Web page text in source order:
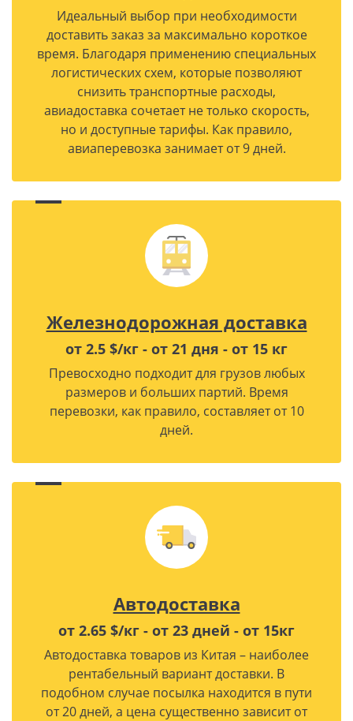
Идеальный выбор при необходимости
доставить заказ за максимально короткое
время. Благодаря применению специальных
логистических схем, которые позволяют
снизить транспортные расходы,
авиадоставка сочетает не только скорость,
но и доступные тарифы. Как правило,
авиаперевозка занимает от 9 дней.
Железнодорожная доставка
от 2.5 $/кг - от 21 дня - от 15 кг
Превосходно подходит для грузов любых
размеров и больших партий. Время
перевозки, как правило, составляет от 10
дней.
Автодоставка
от 2.65 $/кг - от 23 дней - от 15кг
Автодоставка товаров из Китая – наиболее
рентабельный вариант доставки. В
подобном случае посылка находится в пути
от 20 дней, а цена существенно зависит от